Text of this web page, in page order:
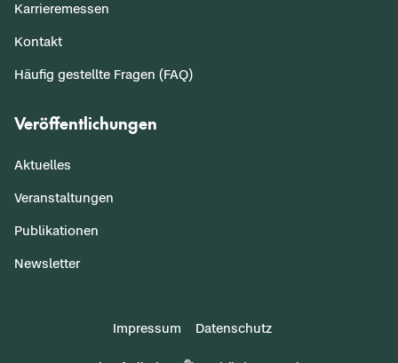
Karrieremessen
Kontakt
Häufig gestellte Fragen (FAQ)
Veröffentlichungen
Aktuelles
Veranstaltungen
Publikationen
Newsletter
Impressum Datenschutz